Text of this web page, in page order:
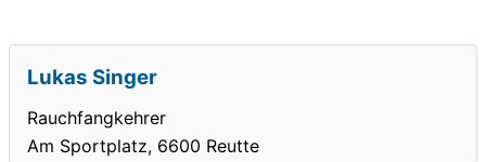
Lukas Singer
Rauchfangkehrer
Am Sportplatz, 6600 Reutte